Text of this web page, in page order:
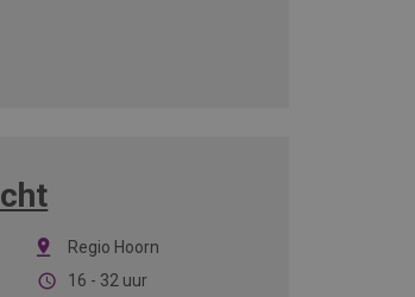
Regio Hoorn
16 - 32 uur